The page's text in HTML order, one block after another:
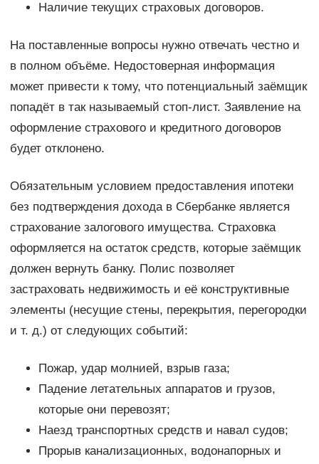
Наличие текущих страховых договоров.
На поставленные вопросы нужно отвечать честно и
в полном объёме. Недостоверная информация
может привести к тому, что потенциальный заёмщик
попадёт в так называемый стоп-лист. Заявление на
оформление страхового и кредитного договоров
будет отклонено.
Обязательным условием предоставления ипотеки
без подтверждения дохода в Сбербанке является
страхование залогового имущества. Страховка
оформляется на остаток средств, которые заёмщик
должен вернуть банку. Полис позволяет
застраховать недвижимость и её конструктивные
элементы (несущие стены, перекрытия, перегородки
и т. д.) от следующих событий:
Пожар, удар молнией, взрыв газа;
Падение летательных аппаратов и грузов,
которые они перевозят;
Наезд транспортных средств и навал судов;
Прорыв канализационных, водонапорных и